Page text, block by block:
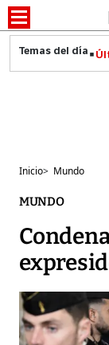
Inicio> Mundo
MUNDO